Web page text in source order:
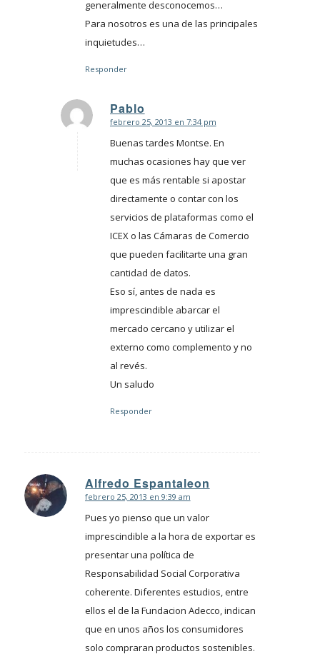
generalmente desconocemos…
Para nosotros es una de las principales
inquietudes…
Responder
Pablo
Dice:
febrero 25, 2013 en 7:34 pm
Buenas tardes Montse. En
muchas ocasiones hay que ver
que es más rentable si apostar
directamente o contar con los
servicios de plataformas como el
ICEX o las Cámaras de Comercio
que pueden facilitarte una gran
cantidad de datos.
Eso sí, antes de nada es
imprescindible abarcar el
mercado cercano y utilizar el
externo como complemento y no
al revés.
Un saludo
Responder
Alfredo Espantaleon
Dice:
febrero 25, 2013 en 9:39 am
Pues yo pienso que un valor
imprescindible a la hora de exportar es
presentar una política de
Responsabilidad Social Corporativa
coherente. Diferentes estudios, entre
ellos el de la Fundacion Adecco, indican
que en unos años los consumidores
solo compraran productos sostenibles.